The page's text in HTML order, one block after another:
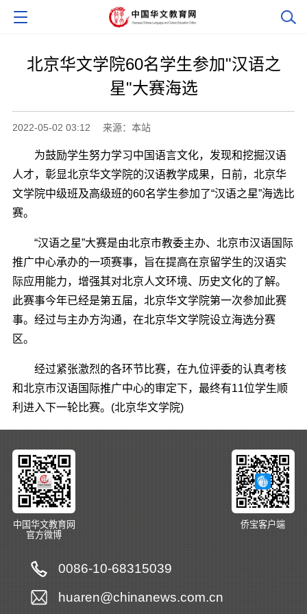
北京华文学院60名学生参加"汉语之
星"大赛海选
2022-05-02 03:12 来源：本站
为鼓励学生努力学习中国语言文化，发现和挖掘汉语
人才，彰显北京华文学院的汉语教学成果，日前，北京华
文学院中级班及高级班的60名学生参加了“汉语之星”海选比
赛。
“汉语之星”大赛是由北京市教委主办、北京市汉语国际
推广中心承办的一项赛事，旨在提高在京留学生的汉语实
际应用能力，增强其对北京人文环境、历史文化的了解。
此赛事今年已经是第五届，北京华文学院第一次参加此赛
事。经过与主办方沟通，在北京华文学院设立海选分赛
区。
经过紧张激烈的各环节比赛，在九位评委的认真考核
和北京市汉语国际推广中心的审定下，最终有11位学生顺
利进入下一轮比赛。(北京华文学院)
中国华文教育网
官方微博
侨宝客户端
0086-10-68315039
huaren@chinanews.com.cn